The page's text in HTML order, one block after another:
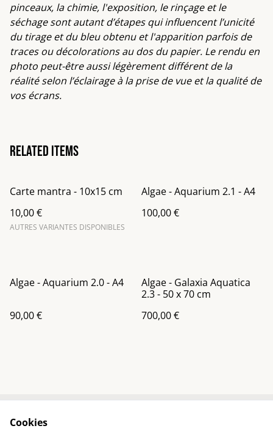
pinceaux, la chimie, l'exposition, le rinçage et le
séchage sont autant d’étapes qui influencent l’unicité
du tirage et du bleu obtenu et l'apparition parfois de
traces ou décolorations au dos du papier. Le rendu en
photo peut-être aussi légèrement différent de la
réalité selon l’éclairage à la prise de vue et la qualité de
vos écrans.
Related items
Carte mantra - 10x15 cm
10,00 €
AUTRES VARIANTES DISPONIBLES
Algae - Aquarium 2.1 - A4
100,00 €
Algae - Aquarium 2.0 - A4
90,00 €
Algae - Galaxia Aquatica
2.3 - 50 x 70 cm
700,00 €
Cookies